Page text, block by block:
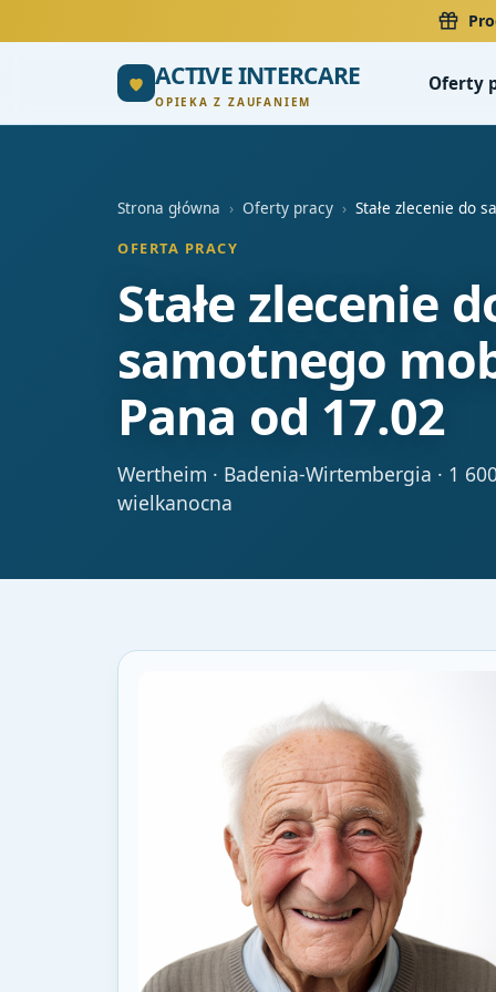
ACTIVE INTERCARE
OPIEKA Z ZAUFANIEM
Oferty
Strona główna › Oferty pracy › Stałe zlecenie do
OFERTA PRACY
Stałe zlecenie
samotnego
Pana od 17.02
Wertheim · Badenia-Wirtembergia · 1
wielkanocna